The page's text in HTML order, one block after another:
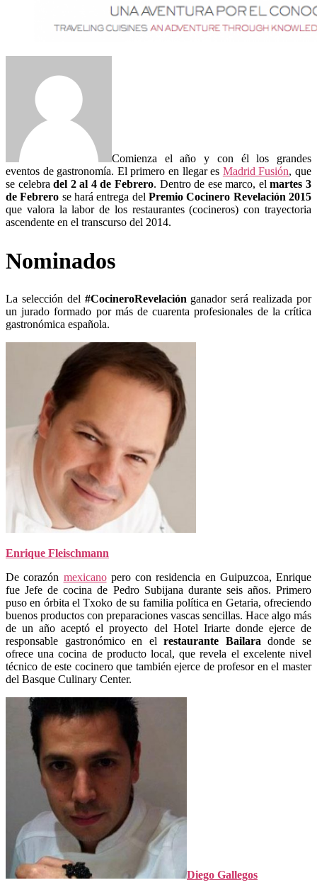
Comienza el año y con él los grandes
eventos de gastronomía. El primero en llegar es Madrid Fusión, que
se celebradel 2 al 4 de Febrero. Dentro de ese marco, elmartes 3
de Febrero se hará entrega delPremio Cocinero Revelación 2015
que valora la labor de los restaurantes (cocineros) con trayectoria
ascendente en el transcurso del 2014.
Nominados
La selección del #CocineroRevelación ganador será realizada por
un jurado formado por más de cuarenta profesionales de la crítica
gastronómica española.
Enrique Fleischmann
De corazón mexicanopero con residencia en Guipuzcoa, Enrique
fue Jefe de cocina de Pedro Subijana durante seis años. Primero
puso en órbita el Txoko de su familia política en Getaria, ofreciendo
buenos productos con preparaciones vascas sencillas. Hace algo más
de un año aceptó el proyecto del Hotel Iriarte donde ejerce de
responsable gastronómico en elrestaurante Bailara donde se
ofrece una cocina de producto local, que revela el excelente nivel
técnico de este cocinero que también ejerce de profesor en el master
del Basque Culinary Center.
Diego Gallegos